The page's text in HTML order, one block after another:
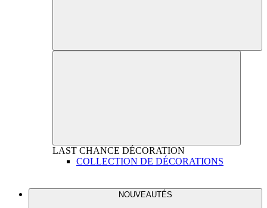
LAST CHANCE DÉCORATION
COLLECTION DE DÉCORATIONS
NOUVEAUTÉS